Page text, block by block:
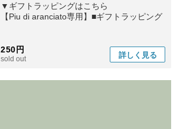
▼ギフトラッピングはこちら
【Piu di aranciato専用】■ギフトラッピング
250円
sold out 詳しく 見る